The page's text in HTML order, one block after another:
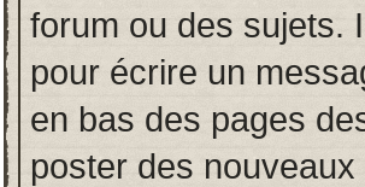
forum ou des sujets.
pour écrire un
en bas des pages
poster des